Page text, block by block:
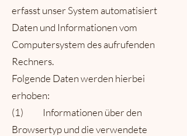
erfasst unser System automatisiert
Daten und Informationen vom
Computersystem des aufrufenden
Rechners.
Folgende Daten werden hierbei
erhoben:
(1) Informationen über den
Browsertyp und die verwendete